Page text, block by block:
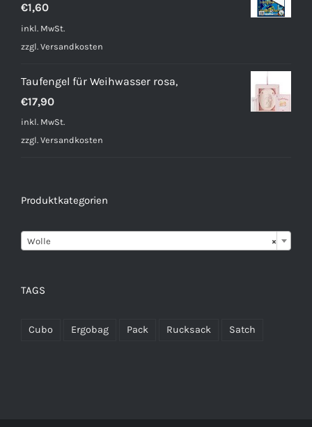
€1,60
inkl. MwSt.
zzgl. Versandkosten
Taufengel für Weihwasser rosa,
€17,90
inkl. MwSt.
zzgl. Versandkosten
Produktkategorien
×
Wolle
TAGS
Cubo Ergobag Pack Rucksack Satch